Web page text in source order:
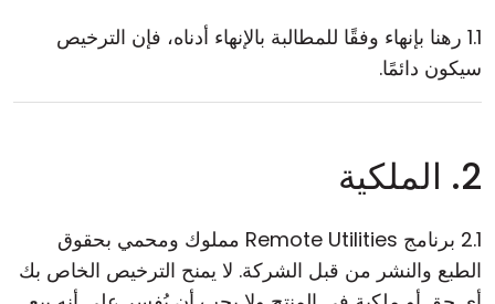
1.1 رهنا بإنهاء وفقًا للمطالبة بالإنهاء أدناه، فإن الترخيص
سيكون دائمًا.
2. الملكية
2.1 برنامج Remote Utilities مملوك ومحمي بحقوق
الطبع والنشر من قبل الشركة. لا يمنح الترخيص الخاص بك